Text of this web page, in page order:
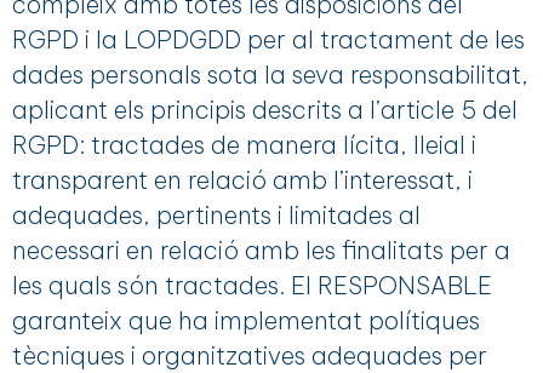
RGPD i la LOPDGDD per al tractament de les
dades personals sota la seva responsabilitat,
aplicant els principis descrits a l’article 5 del
RGPD: tractades de manera lícita, lleial i
transparent en relació amb l’interessat, i
adequades, pertinents i limitades al
necessari en relació amb les finalitats per a
les quals són tractades. El RESPONSABLE
garanteix que ha implementat polítiques
tècniques i organitzatives adequades per